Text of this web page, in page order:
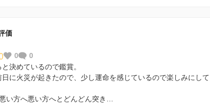
価
0
0
決めているので鑑賞。
に火災が起きたので、少し運命を感じているので楽しみにして
い方へ悪い方へとどんどん突き…